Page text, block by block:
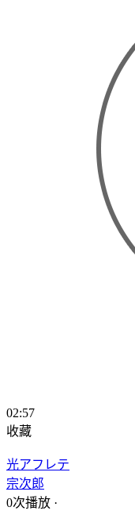
02:57
收藏
光アフレテ
宗次郎
0次播放 ·